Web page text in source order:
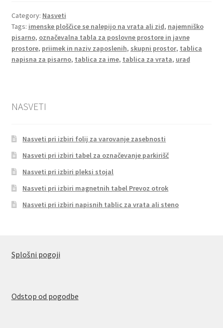
Category: Nasveti
Tags: imenske ploščice se nalepijo na vrata ali zid, najemniško
pisarno, označevalna tabla za poslovne prostore in javne
prostore, priimek in naziv zaposlenih, skupni prostor, tablica
napisna za pisarno, tablica za ime, tablica za vrata, urad
NASVETI
Nasveti pri izbiri folij za varovanje zasebnosti
Nasveti pri izbiri tabel za označevanje parkirišč
Nasveti pri izbiri pleksi stojal
Nasveti pri izbiri magnetnih tabel Prevoz otrok
Nasveti pri izbiri napisnih tablic za vrata ali steno
Splošni pogoji
Odstop od pogodbe